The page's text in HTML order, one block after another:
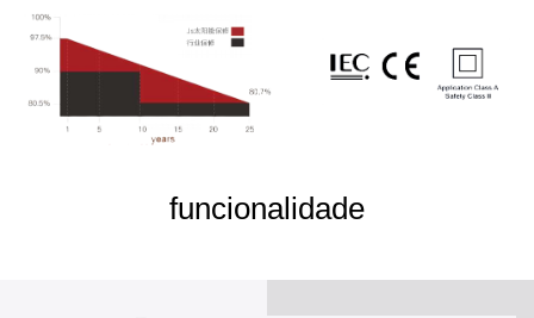
funcionalidade